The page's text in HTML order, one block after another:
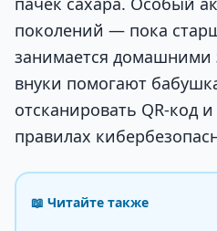
поколений — пока
занимается домашними
внуки помогают
отсканировать QR-код
правилах
📖 Читайте также